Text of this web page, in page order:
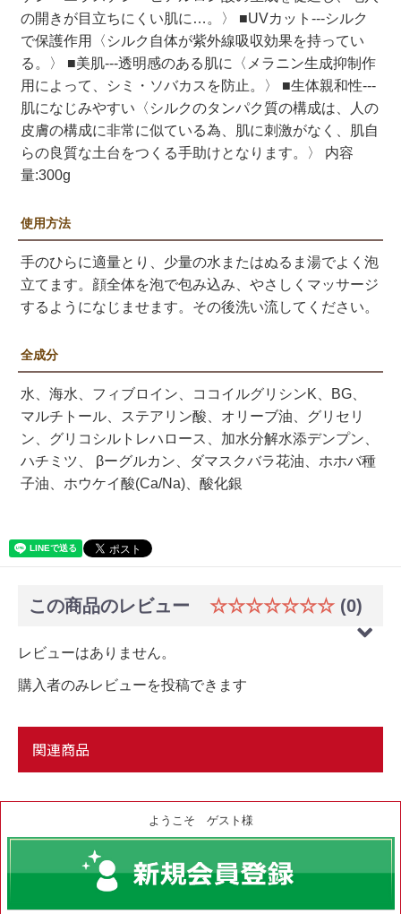
ようこそ ゲスト様
の開きが目立ちにくい肌に…。〉 ■UVカット---シルク
で保護作用〈シルク自体が紫外線吸収効果を持ってい
る。〉 ■美肌---透明感のある肌に〈メラニン生成抑制作
用によって、シミ・ソバカスを防止。〉 ■生体親和性---
肌になじみやすい〈シルクのタンパク質の構成は、人の
皮膚の構成に非常に似ている為、肌に刺激がなく、肌自
らの良質な土台をつくる手助けとなります。〉 内容
量:300g
使用方法
手のひらに適量とり、少量の水またはぬるま湯でよく泡
立てます。顔全体を泡で包み込み、やさしくマッサージ
するようになじませます。その後洗い流してください。
全成分
水、海水、フィブロイン、ココイルグリシンK、BG、
マルチトール、ステアリン酸、オリーブ油、グリセリ
ン、グリコシルトレハロース、加水分解水添デンプン、
ハチミツ、 βーグルカン、ダマスクバラ花油、ホホバ種
子油、ホウケイ酸(Ca/Na)、酸化銀
この商品のレビュー ☆☆☆☆☆☆☆ (0)
レビューはありません。
購入者のみレビューを投稿できます
関連商品